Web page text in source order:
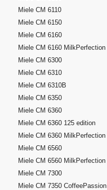
Miele CM 6110
Miele CM 6150
Miele CM 6160
Miele CM 6160 MilkPerfection
Miele CM 6300
Miele CM 6310
Miele CM 6310B
Miele CM 6350
Miele CM 6360
Miele CM 6360 125 edition
Miele CM 6360 MilkPerfection
Miele CM 6560
Miele CM 6560 MilkPerfection
Miele CM 7300
Miele CM 7350 CoffeePassion